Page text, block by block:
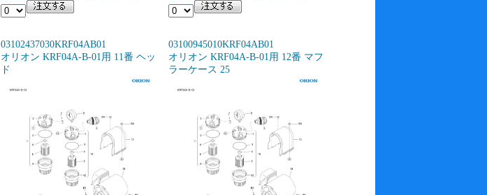
03102437030KRF04AB01
オリオン KRF04A-B-01用 11番 ヘッ
ド
03100945010KRF04AB01
オリオン KRF04A-B-01用 12番 マフ
ラーケース 25